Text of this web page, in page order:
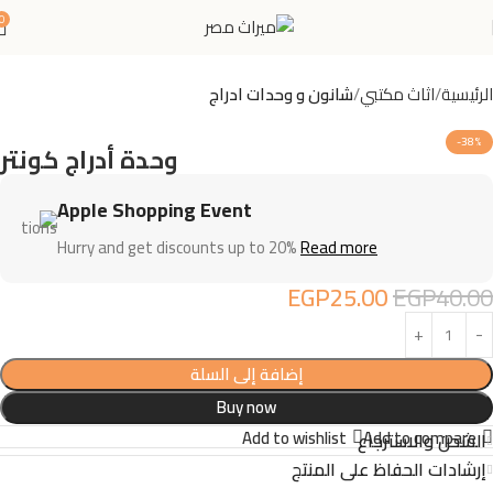
الرئيسية اثاث مكتبي شانون و وحدات ادراج
-38% وحدة أدراج كونتر
Apple Shopping Event
Hurry and get discounts up to 20%Read more
EGP40.00
EGP25.00
إضافة إلى السلة
Buy now
Add to compare
Add to wishlist الشحن والاسترجاع
إرشادات الحفاظ على المنتج